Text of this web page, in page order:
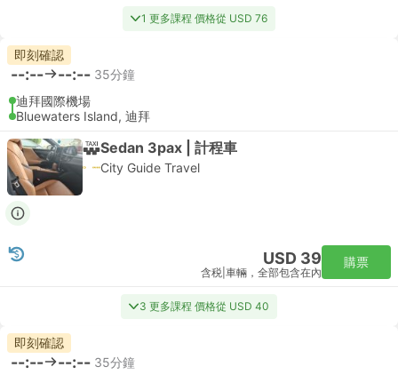
1 更多課程 價格從 USD 76
即刻確認
--:-- --:-- 35分鐘
迪拜國際機場
Bluewaters Island, 迪拜
Sedan 3pax | 計程車
City Guide Travel
USD 39
含税 車輛，全部包含在內
購票
3 更多課程 價格從 USD 40
即刻確認
--:-- --:-- 35分鐘